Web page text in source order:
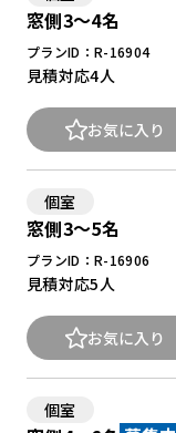
窓側3～4名
プランID：R-16904
見積対応4人
お気に入り
個室
窓側3～5名
プランID：R-16906
見積対応5人
お気に入り
個室